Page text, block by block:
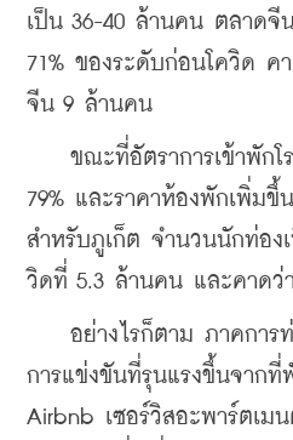
เป็น 36-40 ล้านคน ตลาดจี
71% ของระดับก่อนโควิด ค
จีน 9 ล้านคน
ขณะที่อัตราการเข้าพักโร
79% และราคาห้องพักเพิ่ม
สำหรับภูเก็ต จำนวนนักท่อง
วิดที่ 5.3 ล้านคน และคาดว่
อย่างไรก็ตาม ภาคการท่
การแข่งขันที่รุนแรงขึ้นจากที่
Airbnb เซอร์วิสอะพาร์ตเม